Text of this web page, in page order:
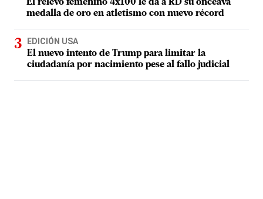
El relevo femenino 4x100 le da a RD su onceava
medalla de oro en atletismo con nuevo récord
EDICIÓN USA
El nuevo intento de Trump para limitar la
ciudadanía por nacimiento pese al fallo judicial